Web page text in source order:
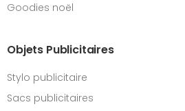
Goodies noël
Objets Publicitaires
Stylo publicitaire
Sacs publicitaires